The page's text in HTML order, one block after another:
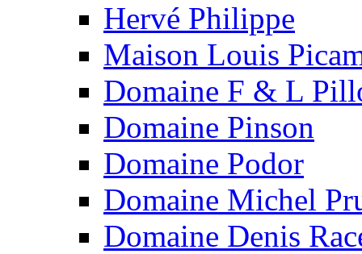
Hervé Philippe
Maison Louis
Domaine F & L
Domaine Pinson
Domaine Podor
Domaine Michel
Domaine Denis